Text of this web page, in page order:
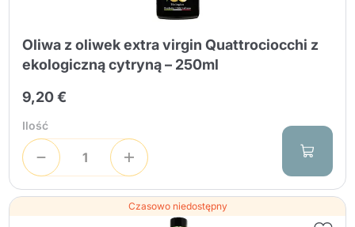
Oliwa z oliwek extra virgin Quattrociocchi z
ekologiczną cytryną – 250ml
9,20 €
Ilość
Czasowo niedostępny
Kontynuuj zakupy